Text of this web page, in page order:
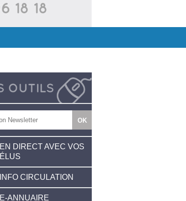
EN DIRECT AVEC VOS
ÉLUS
INFO CIRCULATION
E-ANNUAIRE